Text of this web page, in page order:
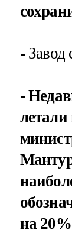
- Завод
-
летали
на